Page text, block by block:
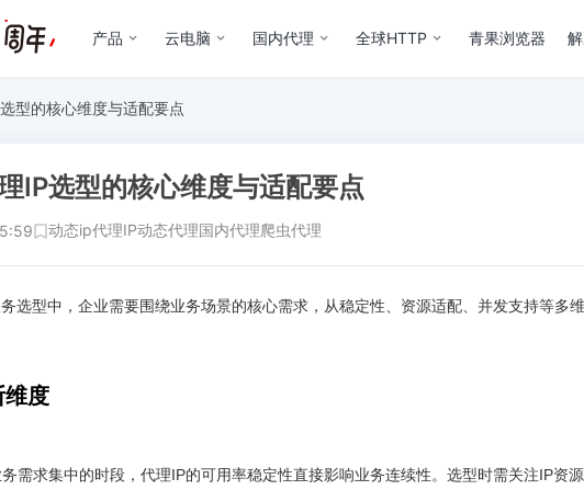
产品 云电脑 国内代理 全球HTTP 青果浏览器
型的核心维度与适配要点
IP选型的核心维度与适配要点
动态ip代理IP动态代理国内代理爬虫代理
选型中，企业需要围绕业务场景的核心需求，从稳定性、资源适配、并发支持等多
维度
需求集中的时段，代理IP的可用率稳定性直接影响业务连续性。选型时需关注IP资